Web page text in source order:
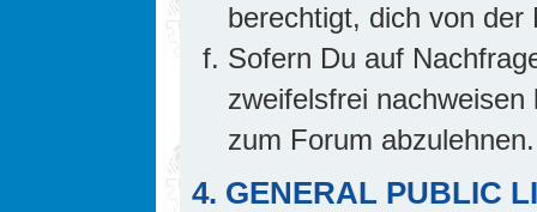
berechtigt, dich von
Sofern Du auf
zweifelsfrei
zum Forum abzulehnen.
4. GENERAL PUBLIC